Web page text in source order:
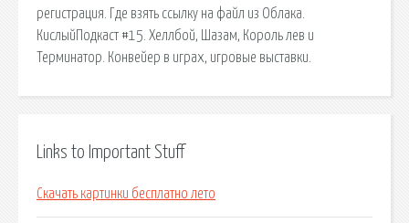
регистрация. Где взять ссылку на файл из Облака.
КислыйПодкаст #15. Хеллбой, Шазам, Король лев и
Терминатор. Конвейер в играх, игровые выставки.
Links to Important Stuff
Скачать картинки бесплатно лето